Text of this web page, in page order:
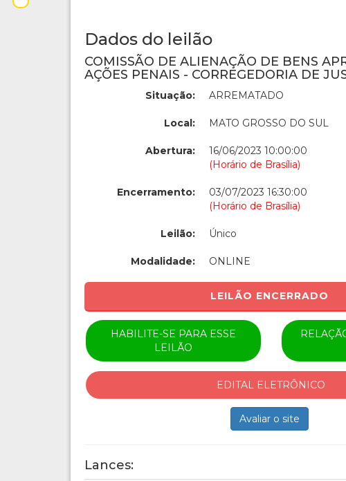
Dados do leilão
COMISSÃO DE ALIENAÇÃO DE BENS
AÇÕES PENAIS - CORREGEDORIA DE
Situação: ARREMATADO
Local: MATO GROSSO DO SUL
Abertura:
16/06/2023 10:00:00
(Horário de Brasília)
Encerramento:
03/07/2023 16:30:00
(Horário de Brasília)
Leilão: Único
Modalidade: ONLINE
LEILÃO ENCERRADO
HABILITE-SE PARA ESSE
LEILÃO
EDITAL ELETRÔNICO
Avaliar o site
Lances: